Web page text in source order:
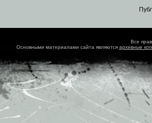
Все
Основными материалами сайта являются архивные